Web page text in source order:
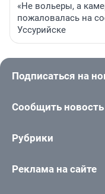
«Не вольеры, а
пожаловалась на
Уссурийске
Подписаться на
Сообщить новость
Рубрики
Реклама на сайте